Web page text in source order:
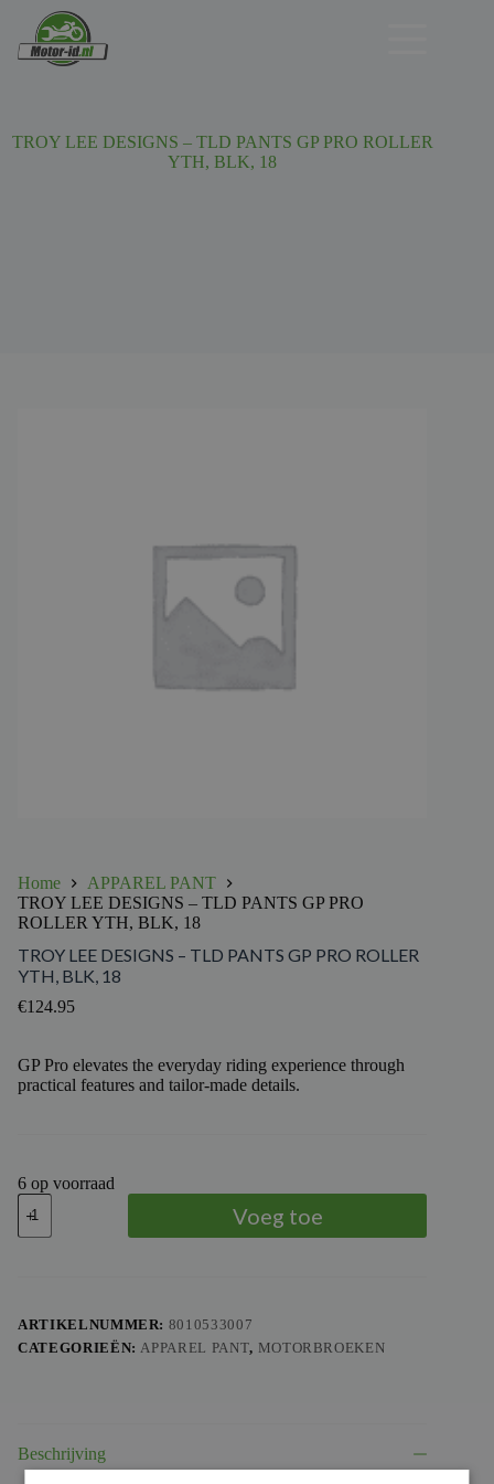
TROY LEE DESIGNS – TLD PANTS GP PRO ROLLER
YTH, BLK, 18
Home
APPAREL PANT
TROY LEE DESIGNS – TLD PANTS GP PRO
ROLLER YTH, BLK, 18
TROY LEE DESIGNS – TLD PANTS GP PRO ROLLER
YTH, BLK, 18
€124.95
GP Pro elevates the everyday riding experience through
practical features and tailor-made details.
6 op voorraad
TROY
LEE
DESIGNS
PRO
ROLLER
Voeg toe
ARTIKELNUMMER: 8010533007
CATEGORIEËN: APPAREL PANT, MOTORBROEKEN
Beschrijving